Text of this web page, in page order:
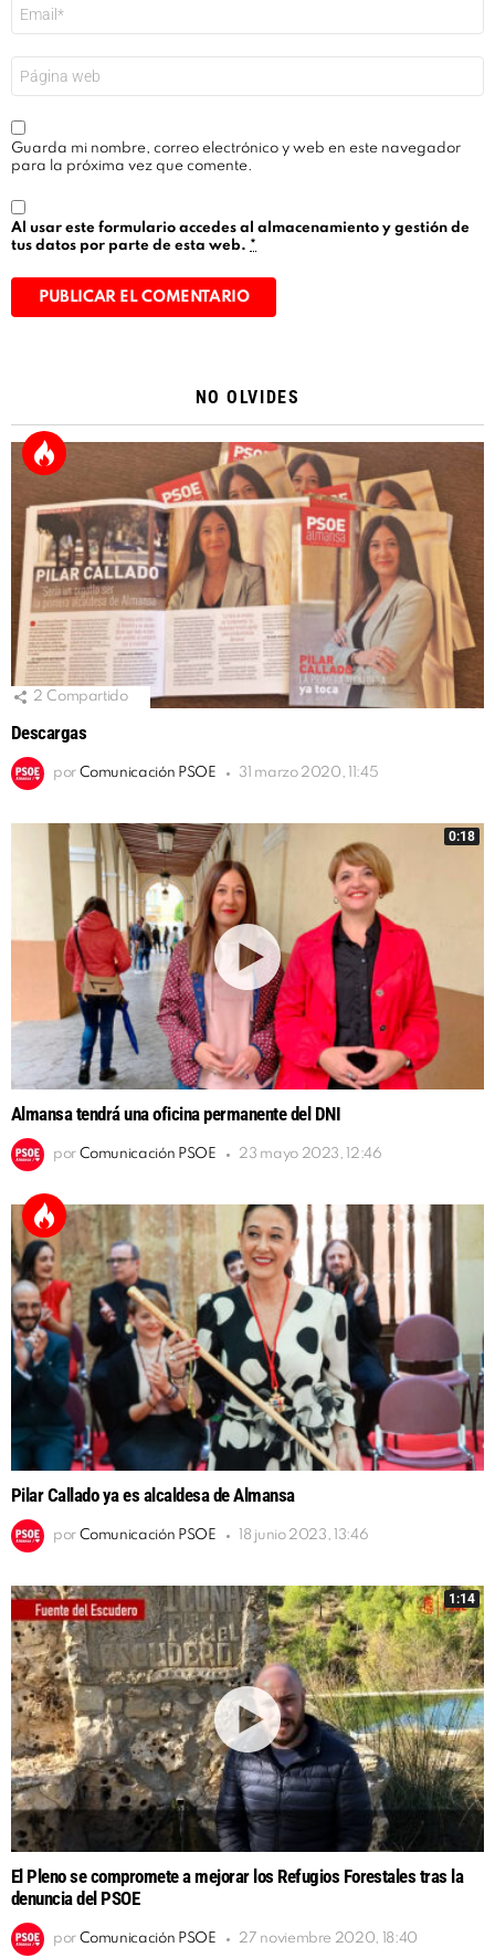
electrónico
*
Guarda mi nombre, correo electrónico y web en este navegador
para la próxima vez que comente.
Al usar este formulario accedes al almacenamiento y gestión de
tus datos por parte de esta web. *
NO OLVIDES
2 Compartido
Descargas
por Comunicación PSOE 31 marzo 2020, 11:45
0:18
Almansa tendrá una oficina permanente del DNI
por Comunicación PSOE 23 mayo 2023, 12:46
Pilar Callado ya es alcaldesa de Almansa
por Comunicación PSOE 18 junio 2023, 13:46
1:14
El Pleno se compromete a mejorar los Refugios Forestales tras la
denuncia del PSOE
por Comunicación PSOE 27 noviembre 2020, 18:40